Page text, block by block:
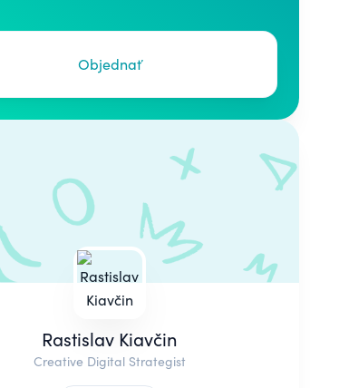
Objednať
Rastislav Kiavčin
Creative Digital Strategist